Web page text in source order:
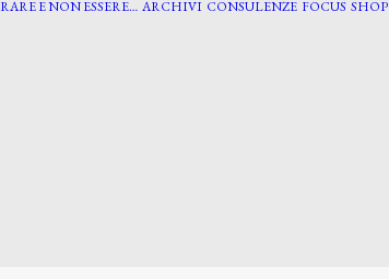
E NON ESSERE… ARCHIVI CONSULENZE FOCUS SHOP